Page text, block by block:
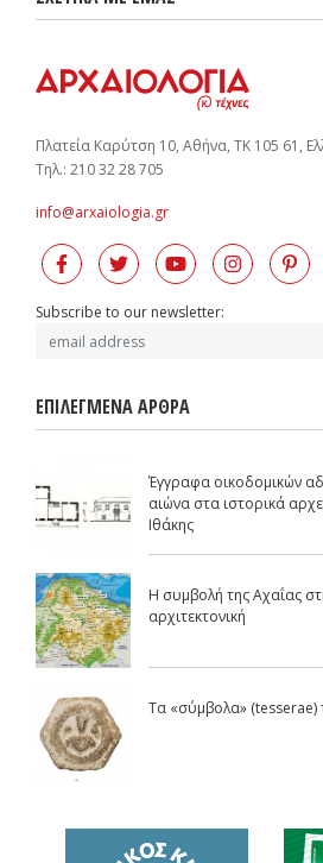
Πλατεία Καρύτση 10, Αθήνα, ΤΚ 105 61,
Tηλ.: 210 32 28 705
info@arxaiologia.gr
Subscribe to our newsletter:
ΕΠΙΛΕΓΜΕΝΑ ΑΡΘΡΑ
Έγγραφα οικοδομικών
αιώνα στα ιστορικά
Ιθάκης
Η συμβολή της Αχαΐας
αρχιτεκτονική
Τα «σύμβολα» (tesserae)